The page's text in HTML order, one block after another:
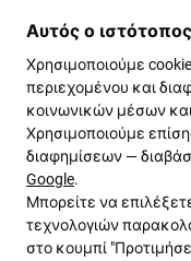
Ενημερωτικό
Εγγραφείτε για να
με εκπτώσεις και
με την υποβολή αυτής
άνω των 16 ετών.
Αυτός ο
Χρησιμοποιούμε
περιεχομένου και
κοινωνικών μέσων
Χρησιμοποιούμε
διαφημίσεων —
Google.
Μπορείτε να
τεχνολογιών
στο κουμπί